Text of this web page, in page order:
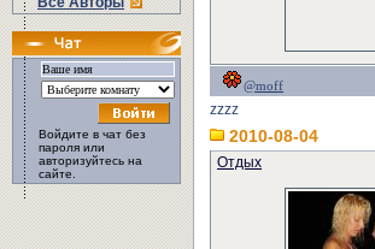
Войдите в чат без
пароля или
авторизуйтесь на
сайте.
@moff
zzzz
2010-08-04
Отдых